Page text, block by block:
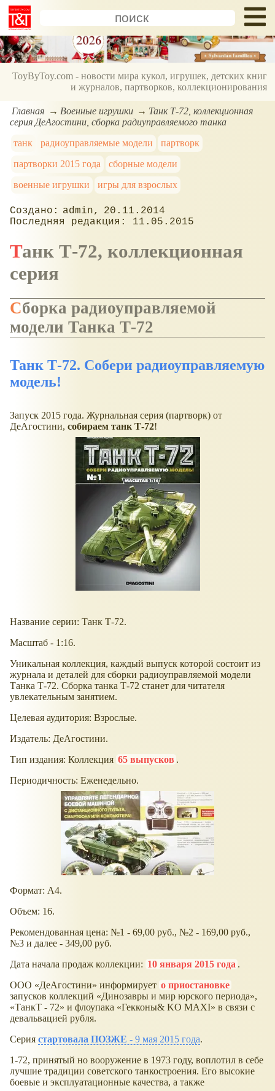
ToyByToy.com - новости мира кукол, игрушек, детских книг
и журналов, партворков, коллекционирования
Главная Военные игрушки
Танк Т-72, коллекционная
серия ДеАгостини, сборка радиуправляемого танка
танк
радиоуправляемые модели
партворк
партворки 2015 года
сборные модели
военные игрушки
игры для взрослых
admin
20.11.2014
11.05.2015
Танк Т-72, коллекционная
серия
Сборка радиоуправляемой
модели Танка Т-72
Танк Т-72. Собери радиоуправляемую
модель!
Запуск 2015 года. Журнальная серия (партворк) от
ДеАгостини, собираем танк Т-72!
Название серии: Танк Т-72.
Масштаб - 1:16.
Уникальная коллекция, каждый выпуск которой состоит из
журнала и деталей для сборки радиоуправляемой модели
Танка Т-72. Сборка танка Т-72 станет для читателя
увлекательным занятием.
Целевая аудитория: Взрослые.
Издатель: ДеАгостини.
Тип издания: Коллекция 65 выпусков .
Периодичность: Еженедельно.
Формат: А4.
Объем: 16.
Рекомендованная цена: №1 - 69,00 руб., №2 - 169,00 руб.,
№3 и далее - 349,00 руб.
Дата начала продаж коллекции: 10 января 2015 года .
ООО
ДеАгостини информирует о приостановке
запусков коллекций
Динозавры и мир юрского периода ,
ТанкТ - 72
и флоупака Гекконы& KO MAXI
в связи с
девальвацией рубля.
Серия стартовала ПОЗЖЕ - 9 мая 2015 года.
1-72, принятый но вооружение в 1973 году, воплотил в себе
лучшие традиции советского танкостроения. Его высокие
боевые и эксплуатационные качества, а также